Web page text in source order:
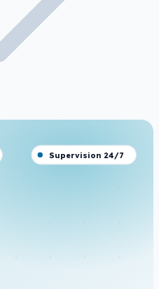
Supervision 24/7